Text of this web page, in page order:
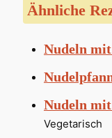
Ähnliche
Nudeln
Nudeln
Vegetarisch